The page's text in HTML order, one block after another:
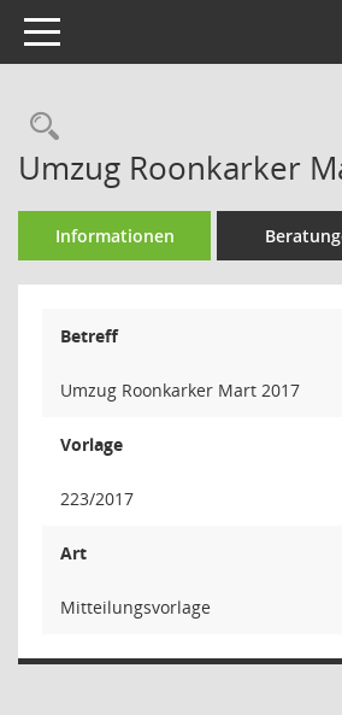
Toggle navigation
Rechercheauswahl
Umzug Roonkarker
Informationen
Betreff
Umzug Roonkarker Mart 2017
Vorlage
223/2017
Art
Mitteilungsvorlage